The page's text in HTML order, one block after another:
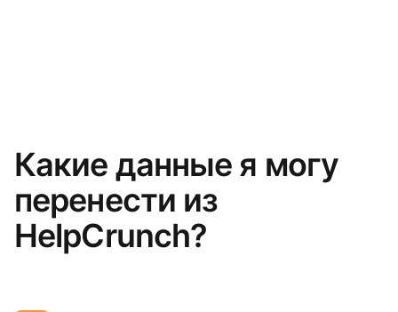
Какие данные я могу
перенести из
HelpCrunch?